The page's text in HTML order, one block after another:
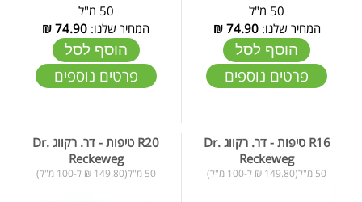
50 מ"ל
המחיר שלנו:74.90
₪
הוסף לסל
פרטים נוספים
50 מ"ל
המחיר שלנו: 74.90
₪
הוסף לסל
פרטים נוספים
R16 טיפות - דר. רקווג Dr.
Reckeweg
50 מ"ל(149.80 ₪ ל-100 מ"ל)
R20 טיפות - דר. רקווג Dr.
Reckeweg
50 מ"ל(149.80 ₪ ל-100 מ"ל)